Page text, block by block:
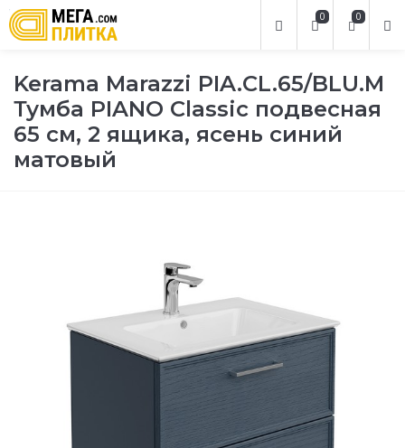
0
0
Kerama Marazzi PIA.CL.65/BLU.M
Тумба PIANO Classic подвесная
65 см, 2 ящика, ясень синий
матовый